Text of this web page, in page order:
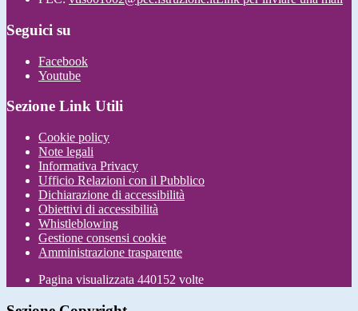
Seguici su
Facebook
Youtube
Sezione Link Utili
Cookie policy
Note legali
Informativa Privacy
Ufficio Relazioni con il Pubblico
Dichiarazione di accessibilità
Obiettivi di accessibilità
Whistleblowing
Gestione consensi cookie
Amministrazione trasparente
Pagina visualizzata 440152 volte